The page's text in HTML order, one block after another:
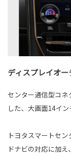
ディスプレイオ
センター通信型コネ
した、大画面14イン
トヨタスマートセ
ドナビの対応に加